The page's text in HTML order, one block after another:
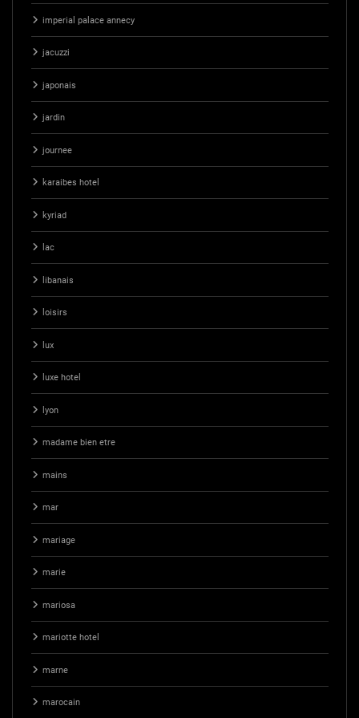
imperial palace annecy
jacuzzi
japonais
jardin
journee
karaibes hotel
kyriad
lac
libanais
loisirs
lux
luxe hotel
lyon
madame bien etre
mains
mar
mariage
marie
mariosa
mariotte hotel
marne
marocain